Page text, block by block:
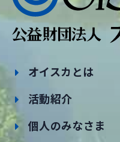
オイスカとは
活動紹介
個人のみなさま